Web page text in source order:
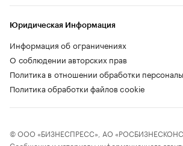
Юридическая Информация
Информация об ограничениях
О соблюдении авторских прав
Политика в отношении обработки
Политика обработки файлов cookie
© ООО «БИЗНЕСПРЕСС», АО